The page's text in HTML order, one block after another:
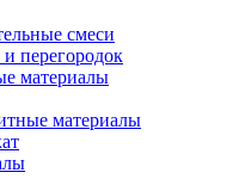
смеси
перегородок
материалы
материалы